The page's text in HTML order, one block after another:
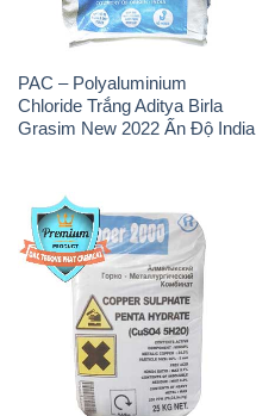
PAC – Polyaluminium
Chloride Trắng Aditya Birla
Grasim New 2022 Ấn Độ India